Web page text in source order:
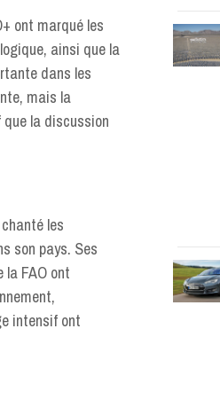
ont marqué les
ainsi que la
dans les
mais la
la discussion
les
son pays. Ses
FAO ont
intensif ont